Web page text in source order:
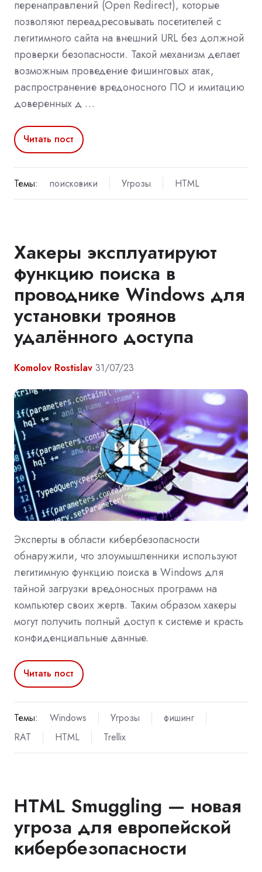
перенаправлений (Open Redirect), которые
позволяют переадресовывать посетителей с
легитимного сайта на внешний URL без должной
проверки безопасности. Такой механизм делает
возможным проведение фишинговых атак,
распространение вредоносного ПО и имитацию
доверенных д …
Читать пост
Темы: поисковики Угрозы HTML
Хакеры эксплуатируют
функцию поиска в
проводнике Windows для
установки троянов
удалённого доступа
Komolov Rostislav 31/07/23
Эксперты в области кибербезопасности
обнаружили, что злоумышленники используют
легитимную функцию поиска в Windows для
тайной загрузки вредоносных программ на
компьютер своих жертв. Таким образом хакеры
могут получить полный доступ к системе и красть
конфиденциальные данные.
Читать пост
Темы: Windows Угрозы
фишинг
RAT
HTML Trellix
HTML Smuggling — новая
угроза для европейской
кибербезопасности